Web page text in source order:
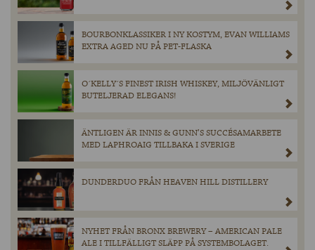
BOURBONKLASSIKER I NY KOSTYM, EVAN WILLIAMS
EXTRA AGED NU PÅ PET-FLASKA
O´KELLY´S FINEST IRISH WHISKEY, MILJÖVÄNLIGT
BUTELJERAD ELEGANS!
ÄNTLIGEN ÄR INNIS & GUNN’S SUCCÉSAMARBETE
MED LAPHROAIG TILLBAKA I SVERIGE
DUNDERDUO FRÅN HEAVEN HILL DISTILLERY
NYHET FRÅN BRONX BREWERY – AMERICAN PALE
ALE I TILLFÄLLIGT SLÄPP PÅ SYSTEMBOLAGET.